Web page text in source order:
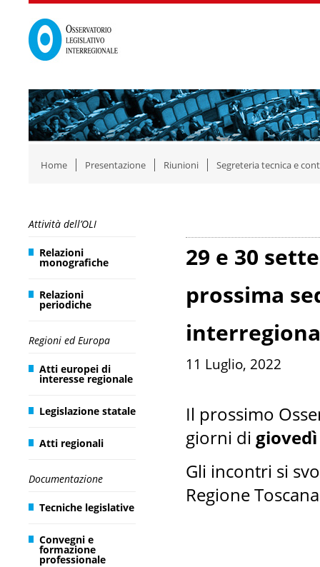
Home Presentazione Riunioni Segreteria tecnica e
Attività dell’OLI
Relazioni
monografiche
Relazioni
periodiche
Regioni ed Europa
Atti europei di
interesse regionale
Legislazione statale
Atti regionali
Documentazione
Tecniche legislative
Convegni e
formazione
professionale
29 e 30
prossima
11 Luglio, 2022
Il prossimo
giorni di
Gli incontri si
Regione